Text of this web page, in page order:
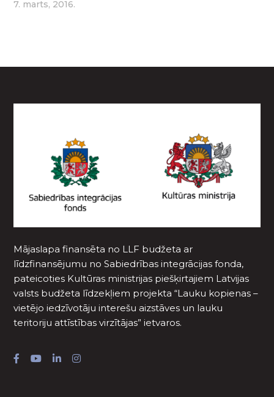
7. marts, 2016.
Mājaslapa finansēta no LLF budžeta ar
līdzfinansējumu no Sabiedrības integrācijas fonda,
pateicoties Kultūras ministrijas piešķirtajiem Latvijas
valsts budžeta līdzekļiem projekta “Lauku kopienas –
vietējo iedzīvotāju interešu aizstāves un lauku
teritoriju attīstības virzītājas” ietvaros.